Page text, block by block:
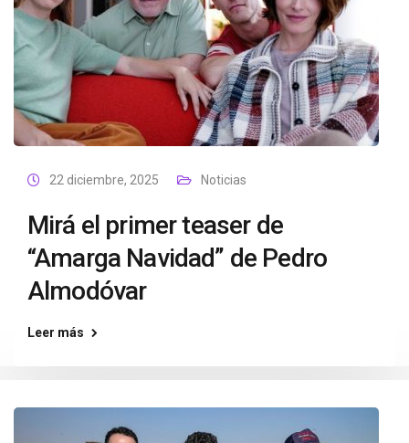
22 diciembre, 2025 Noticias
Mirá el primer teaser de
“Amarga Navidad” de Pedro
Almodóvar
Leer más